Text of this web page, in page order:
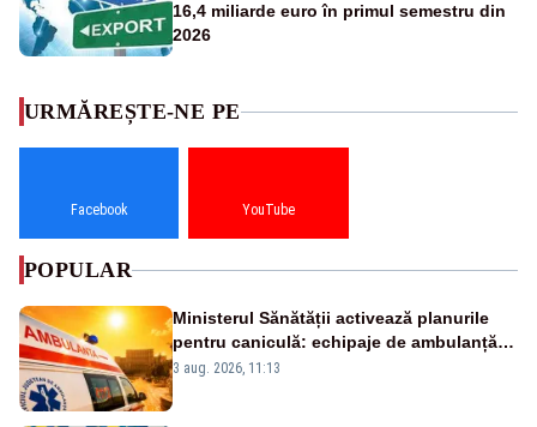
16,4 miliarde euro în primul semestru din
2026
URMĂREȘTE-NE PE
Facebook YouTube
POPULAR
Ministerul Sănătății activează planurile
pentru caniculă: echipaje de ambulanță
suplimentate, stocuri de medicamente
3 aug. 2026, 11:13